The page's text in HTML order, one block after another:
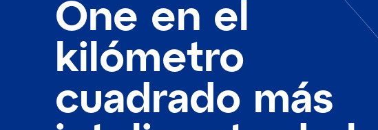
One en el
kilómetro
cuadrado más